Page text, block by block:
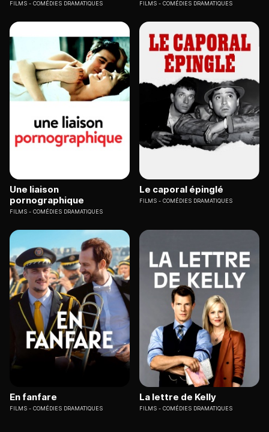
FILMS COMÉDIES DRAMATIQUES FILMS COMÉDIES DRAMATIQUES
Une liaison
pornographique
FILMS COMÉDIES DRAMATIQUES
Le caporal épinglé
FILMS COMÉDIES DRAMATIQUES
En fanfare
FILMS COMÉDIES DRAMATIQUES
La lettre de Kelly
FILMS COMÉDIES DRAMATIQUES